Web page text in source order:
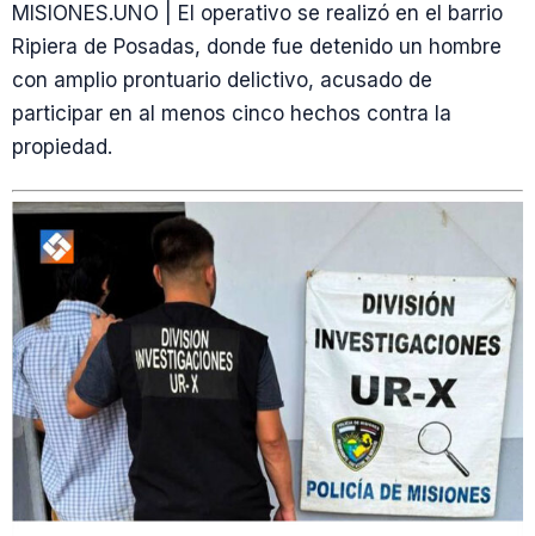
MISIONES.UNO | El operativo se realizó en el barrio
Ripiera de Posadas, donde fue detenido un hombre
con amplio prontuario delictivo, acusado de
participar en al menos cinco hechos contra la
propiedad.